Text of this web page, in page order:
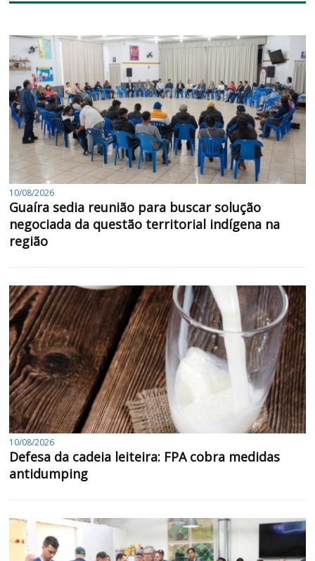
10/08/2026
Guaíra sedia reunião para buscar solução
negociada da questão territorial indígena na
região
10/08/2026
Defesa da cadeia leiteira: FPA cobra medidas
antidumping